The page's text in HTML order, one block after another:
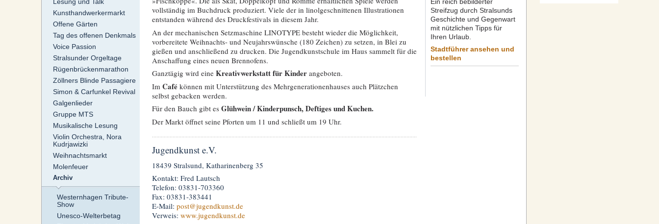
Lesung und Talk
Kunsthandwerkermarkt
Offene Gärten
Tag des offenen Denkmals
Voice Passion
Stralsunder Orgeltage
Rügenbrückenmarathon
Zöllners Blinde Passagiere
Simon & Carfunkel Revival
Galgenlieder
Gruppe MTS
Musikalische Lesung
Violin Orchestra, Nora
Kudrjawizki
Weihnachtsmarkt
Molenfeuer
Archiv
Westernhagen Tribute-
Show
Unesco-Welterbetag
Ein reich bebilderter
Streifzug durch Stralsunds
Geschichte und Gegenwart
mit nützlichen Tipps für
Ihren Urlaub.
Stadtführer ansehen und
bestellen
vollständig im Buchdruck produziert. Viele der in linolgeschnittenen Illustrationen
entstanden während des Druckfestivals in diesem Jahr.
An der mechanischen Setzmaschine LINOTYPE besteht wieder die Möglichkeit,
vorbereitete Weihnachts- und Neujahrswünsche (180 Zeichen) zu setzen, in Blei zu
gießen und anschließend zu drucken. Die Jugendkunstschule im Haus sammelt für die
Anschaffung eines neuen Brennofens.
Ganztägig wird eine Kreativwerkstatt für Kinderangeboten.
Im Cafékönnen mit Unterstützung des Mehrgenerationenhauses auch Plätzchen
selbst gebacken werden.
Für den Bauch gibt es Glühwein / Kinderpunsch,Deftiges und Kuchen.
Der Markt öffnet seine Pforten um 11 und schließt um 19 Uhr.
Jugendkunst e.V.
18439 Stralsund, Katharinenberg 35
Kontakt: Fred Lautsch
Telefon: 03831-703360
Fax: 03831-383441
E-Mail: post@jugendkunst.de
Verweis: www.jugendkunst.de